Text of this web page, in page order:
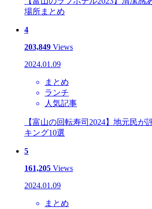
場所まとめ
4
203,849 Views
2024.01.09
まとめ
ランチ
人気記事
【富山の回転寿司2024】地元民が
キング10選
5
161,205 Views
2024.01.09
まとめ